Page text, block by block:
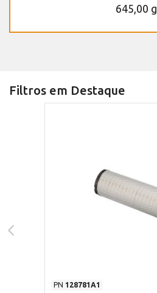
645,00 g
Filtros em Destaque
PN 128781A1